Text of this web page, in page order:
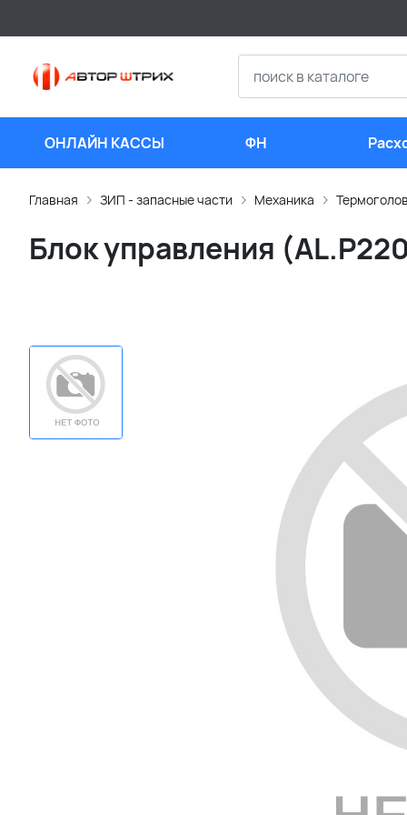
ОНЛАЙН КАССЫ ФН
Главная ЗИП - запасные части Механика
Блок управления